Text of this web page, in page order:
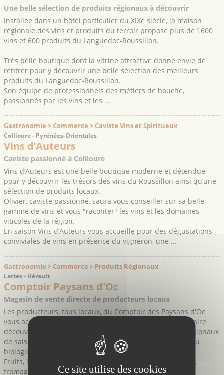
Une belle sélection de produits régionaux à découvrir
Installée dans un hôtel particulier du XIXe siècle, la maison
régionale des vins et produits du terroir propose plus de 1600
vins et 600 produits du Languedoc-Roussillon.
Très belle boutique dont la vitrine attractive donne envie de
rentrer pour y découvrir une belle sélection des meilleurs
produits du Languedoc-Roussillon.
Son équipe de professionnels des métiers de bouche,
passionnés par les vins et les ...
Gastronomie > Commerce > Caviste Vins et Spiritueux
Collioure - Pyrénées-Orientales
Vins d’Auteurs
Caviste passionné à Collioure
Vins d’Auteurs est une belle boutique moderne et détendue
pour y découvrir les trésors des vins du Roussillon ainsi qu’une
sélection de produits locaux.
Olivier, caviste passionné, saura vous conseiller sur sa belle
gamme de vins et vous "raconter" les vins et les domaines
viticoles de la région.
En saison Vins d’Auteurs vous accueille pour des dégustations
conviviales de vins en présence du vigneron, une ...
Gastronomie > Commerce > Produits Régionaux
Lattes - Hérault
Comptoir Paysans d'Oc
Magasin de vente directe de producteurs locaux
Les producteurs, tous locaux, du Comptoir des Paysans d'Oc
vous accueillent à tour de rôle au magasin afin de vous faire
découvrir le fruit de leurs exploitations : des produits régionaux
de saison et de qualité, issus de l'agriculture raisonnée ou
biologique.
Fruits, légumes, miels, vins, viandes, volailles, charcuterie,
fromages…
Ce site utilise des cookies